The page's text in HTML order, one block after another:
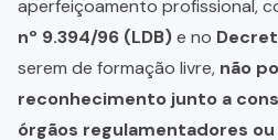
aperfeiçoamento profissional,
nº 9.394/96 (LDB)e no
serem de formação livre, não
reconhecimento junto a
órgãos regulamentadores